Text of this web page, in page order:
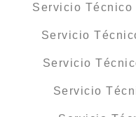
Servicio
Servicio
Servicio
Servicio